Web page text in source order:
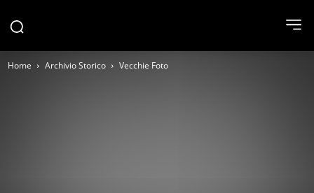
Home Archivio Storico Vecchie Foto